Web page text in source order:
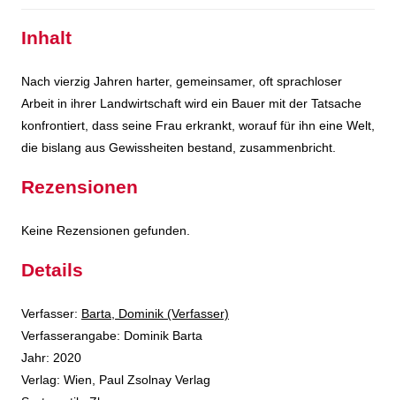
Inhalt
Nach vierzig Jahren harter, gemeinsamer, oft sprachloser
Arbeit in ihrer Landwirtschaft wird ein Bauer mit der Tatsache
konfrontiert, dass seine Frau erkrankt, worauf für ihn eine Welt,
die bislang aus Gewissheiten bestand, zusammenbricht.
Rezensionen
Keine Rezensionen gefunden.
Details
Verfasser: Suche nach diesem Verfasser
Barta, Dominik (Verfasser)
Verfasserangabe: Dominik Barta
Jahr: 2020
Verlag: Wien, Paul Zsolnay Verlag